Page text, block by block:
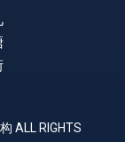
ALL RIGHTS